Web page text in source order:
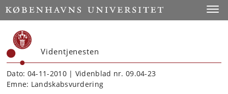
Start
Videntjenesten
Dato: 04-11-2010 | Videnblad nr. 09.04-23
Emne: Landskabsvurdering